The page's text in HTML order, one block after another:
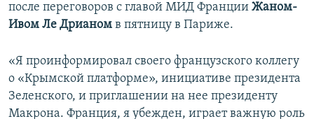
после переговоров с главой МИД Франции Жаном-
Ивом Ле Дрианом в пятницу в Париже.
«Я проинформировал своего французского коллегу
о «Крымской платформе», инициативе президента
Зеленского, и приглашении на нее президенту
Макрона. Франция, я убежден, играет важную роль